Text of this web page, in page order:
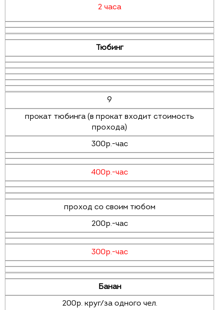
2 часа
Тюбинг
9
прокат тюбинга (в прокат входит стоимость
прохода)
300р.-час
400р.-час
проход со своим тюбом
200р.-час
300р.-час
Банан
200р. круг/за одного чел.